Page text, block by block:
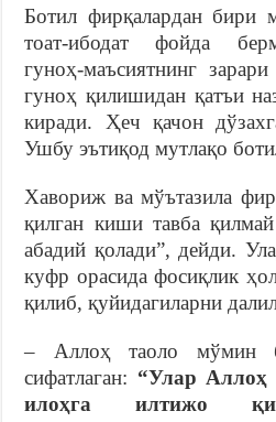
Ботил фирқалардан бири
тоат-ибодат фойда
гуноҳ-маъсиятнинг
гуноҳ қилишидан қатъи
киради. Ҳеч қачон
Ушбу эътиқод мутлақо
Хавориж ва мўътазила
қилган киши тавба
абадий қолади”, дейди.
куфр орасида фосиқлик
қилиб, қуйидагиларни
– Аллоҳ таоло мўмин
сифатлаган: “Улар Аллоҳ
илоҳга илтижо